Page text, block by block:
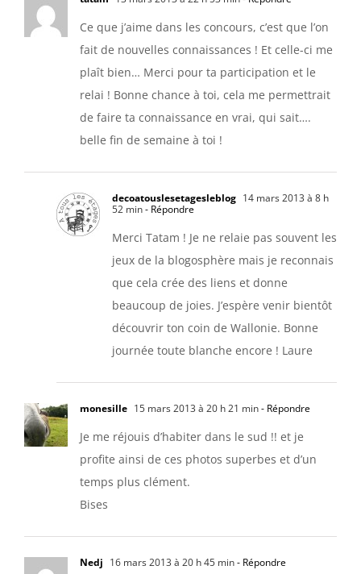
Ce que j’aime dans les concours, c’est que l’on
fait de nouvelles connaissances ! Et celle-ci me
plaît bien… Merci pour ta participation et le
relai ! Bonne chance à toi, cela me permettrait
de faire ta connaissance en vrai, qui sait….
belle fin de semaine à toi !
decoatouslesetagesleblog 14 mars 2013 à 8 h
52 min- Répondre
Merci Tatam ! Je ne relaie pas souvent les
jeux de la blogosphère mais je reconnais
que cela crée des liens et donne
beaucoup de joies. J’espère venir bientôt
découvrir ton coin de Wallonie. Bonne
journée toute blanche encore ! Laure
monesille 15 mars 2013 à 20 h 21 min- Répondre
Je me réjouis d’habiter dans le sud !! et je
profite ainsi de ces photos superbes et d’un
temps plus clément.
Bises
Nedj 16 mars 2013 à 20 h 45 min- Répondre